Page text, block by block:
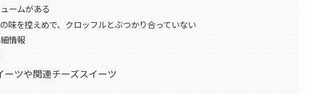
ームがある
味を控えめで、クロッフルとぶつかり合っていない
情報
ーツや関連チーズスイーツ